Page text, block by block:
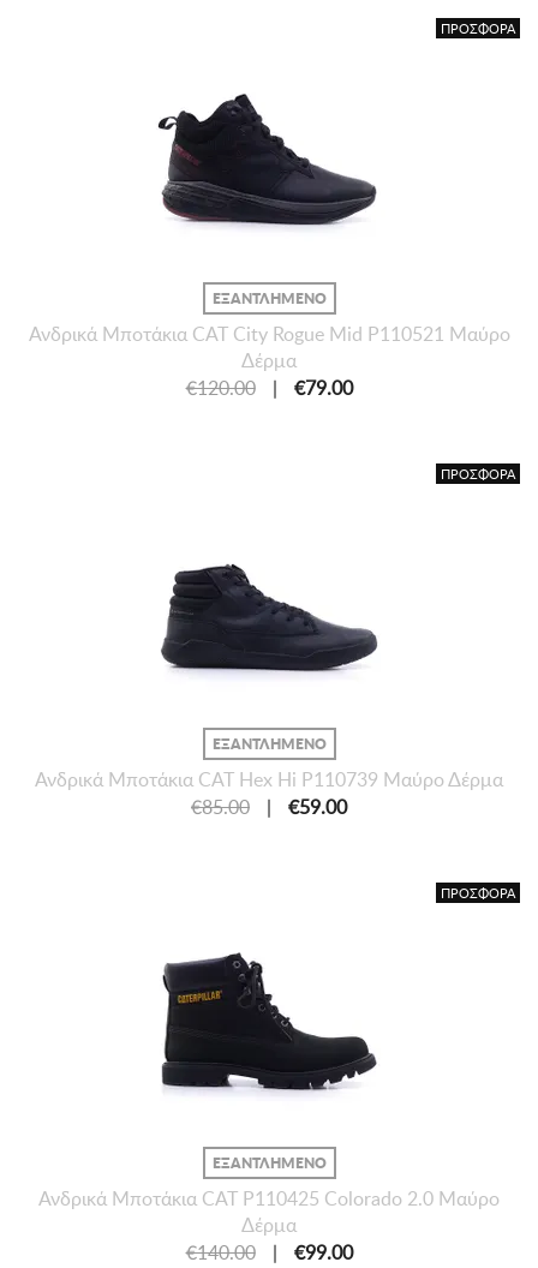
ΠΡΟΣΦΟΡΑ
ΕΞΑΝΤΛΗΜΕΝΟ
Ανδρικά Μποτάκια CAT City Rogue Mid P110521 Μαύρο
Δέρμα
€120.00
| €79.00
ΠΡΟΣΦΟΡΑ
ΕΞΑΝΤΛΗΜΕΝΟ
Ανδρικά Μποτάκια CAT Hex Hi P110739 Μαύρο Δέρμα
€85.00
| €59.00
ΠΡΟΣΦΟΡΑ
ΕΞΑΝΤΛΗΜΕΝΟ
Ανδρικά Μποτάκια CAT P110425 Colorado 2.0 Μαύρο
Δέρμα
€140.00
| €99.00